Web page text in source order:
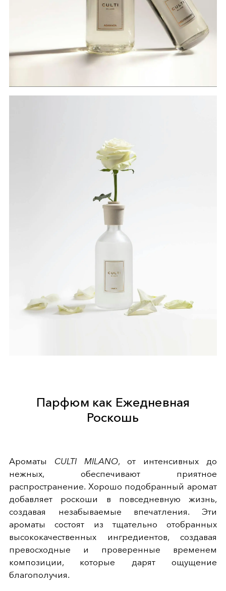
Парфюм как Ежедневная
Роскошь
Ароматы CULTI MILANO, от интенсивных до
нежных, обеспечивают приятное
распространение. Хорошо подобранный аромат
добавляет роскоши в повседневную жизнь,
создавая незабываемые впечатления. Эти
ароматы состоят из тщательно отобранных
высококачественных ингредиентов, создавая
превосходные и проверенные временем
композиции, которые дарят ощущение
благополучия.